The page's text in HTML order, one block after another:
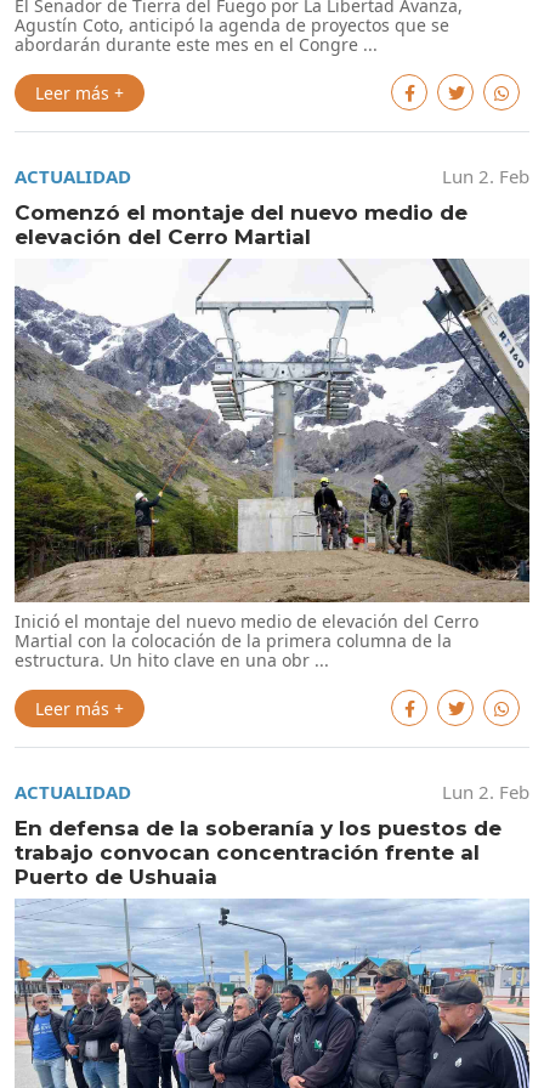
El Senador de Tierra del Fuego por La Libertad Avanza,
Agustín Coto, anticipó la agenda de proyectos que se
abordarán durante este mes en el Congre ...
Leer más +
ACTUALIDAD
Lun 2. Feb
Comenzó el montaje del nuevo medio de
elevación del Cerro Martial
Inició el montaje del nuevo medio de elevación del Cerro
Martial con la colocación de la primera columna de la
estructura. Un hito clave en una obr ...
Leer más +
ACTUALIDAD
Lun 2. Feb
En defensa de la soberanía y los puestos de
trabajo convocan concentración frente al
Puerto de Ushuaia